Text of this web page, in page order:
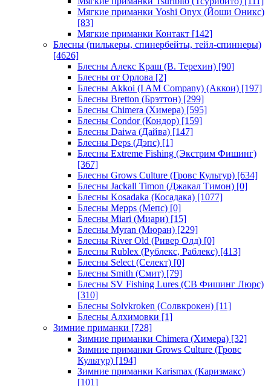
Мягкие приманки Yoshi Onyx (Йоши Оникс)
[83]
Мягкие приманки Контакт [142]
Блесны (пилькеры, спинербейты, тейл-спиннеры)
[4626]
Блесны Алекс Краш (В. Терехин) [90]
Блесны от Орлова [2]
Блесны Akkoi (I AM Company) (Аккои) [197]
Блесны Bretton (Брэттон) [299]
Блесны Chimera (Химера) [595]
Блесны Condor (Кондор) [159]
Блесны Daiwa (Дайва) [147]
Блесны Deps (Дэпс) [1]
Блесны Extreme Fishing (Экстрим Фишинг)
[367]
Блесны Grows Culture (Гровс Культур) [634]
Блесны Jackall Timon (Джакал Тимон) [0]
Блесны Kosadaka (Косадака) [1077]
Блесны Mepps (Мепс) [0]
Блесны Miari (Миари) [15]
Блесны Myran (Мюран) [229]
Блесны River Old (Ривер Олд) [0]
Блесны Rublex (Рублекс, Раблекс) [413]
Блесны Select (Селект) [0]
Блесны Smith (Смит) [79]
Блесны SV Fishing Lures (СВ Фишинг Люрс)
[310]
Блесны Solvkroken (Солвкрокен) [11]
Блесны Алхимовки [1]
Зимние приманки [728]
Зимние приманки Chimera (Химера) [32]
Зимние приманки Grows Culture (Гровс
Культур) [194]
Зимние приманки Karismax (Каризмакс)
[101]